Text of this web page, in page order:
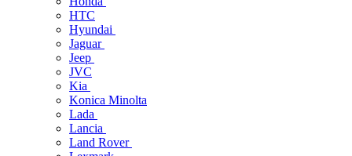
HTC
Hyundai
Jaguar
Jeep
JVC
Kia
Konica Minolta
Lada
Lancia
Land Rover